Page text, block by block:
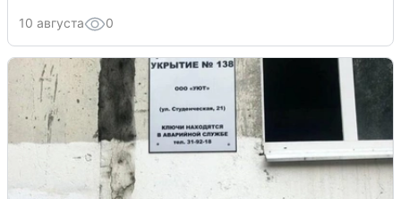
10 августа 0